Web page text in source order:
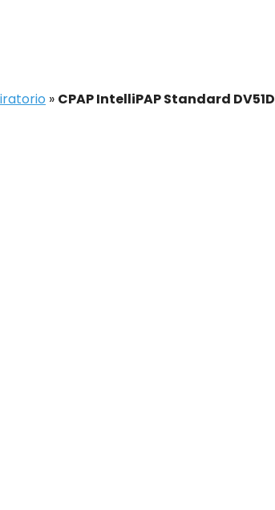
» CPAP IntelliPAP Standard DV51D